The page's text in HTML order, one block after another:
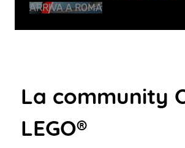
ARRIVA A ROMA
La community
LEGO®